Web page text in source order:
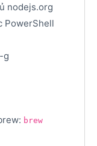
nodejs.org
PowerShell
g
brew